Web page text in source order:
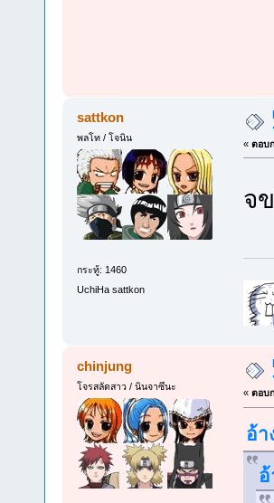
sattkon
พลโท / โจนิน
กระทู้: 1460
UchiHa sattkon
« ตอบ
จ
chinjung
โจรสลัดสาว / นินจาซึนะ
« ตอบ
อ้า